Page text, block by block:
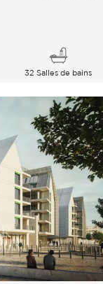
32 Salles de bains